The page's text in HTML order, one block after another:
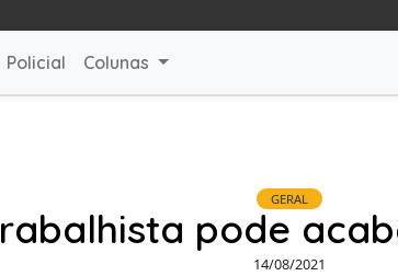
Policial Colunas
GERAL
pode
14/08/2021